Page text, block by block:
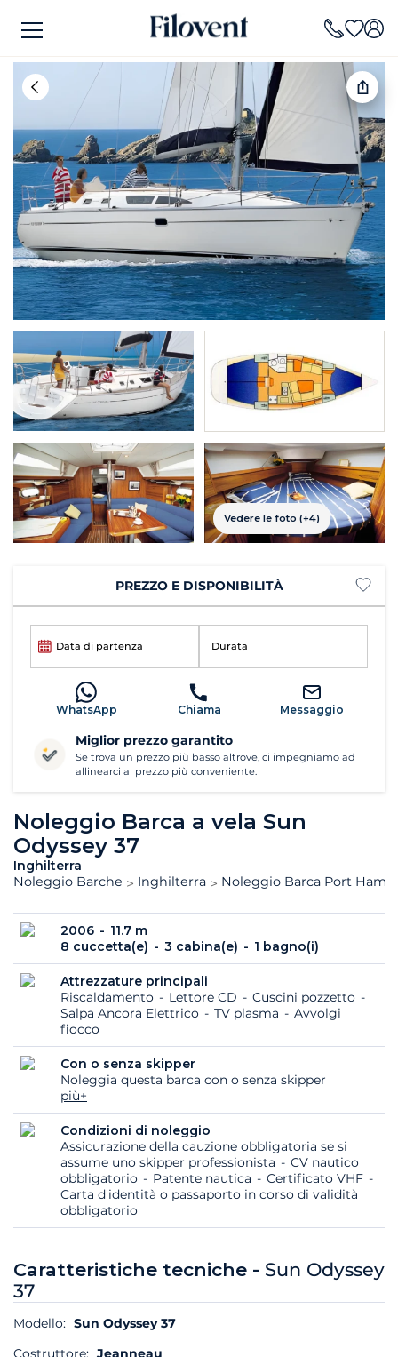
Vedere le foto (+4)
Noleggio Barca a vela Sun
Odyssey 37
Inghilterra
Noleggio Barche
Inghilterra Noleggio Barca Port
2006
11.7 m
8 cuccetta(e)
3 cabina(e) 1 bagno(i)
Attrezzature principali
Riscaldamento
Lettore CD
Cuscini pozzetto
Salpa Ancora Elettrico
TV plasma
Avvolgi
fiocco
Con o senza skipper
Noleggia questa barca con o senza skipper
più+
Condizioni di noleggio
Assicurazione della cauzione obbligatoria se si
assume uno skipper professionista
CV nautico
obbligatorio
Patente nautica
Certificato VHF
Carta d'identità o passaporto in corso di validità
obbligatorio
Caratteristiche tecniche - Sun Odyssey
37
Modello: Sun Odyssey 37
Costruttore: Jeanneau
PREZZO E DISPONIBILITÀ
Data di partenza Durata
WhatsApp Chiama Messaggio
Miglior prezzo garantito
Se trova un prezzo più basso altrove, ci impegniamo ad
allinearci al prezzo più conveniente.